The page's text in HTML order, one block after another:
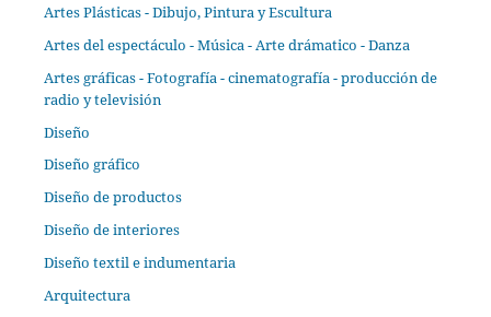
Artes Plásticas - Dibujo, Pintura y Escultura
Artes del espectáculo - Música - Arte drámatico - Danza
Artes gráficas - Fotografía - cinematografía - producción de
radio y televisión
Diseño
Diseño gráfico
Diseño de productos
Diseño de interiores
Diseño textil e indumentaria
Arquitectura